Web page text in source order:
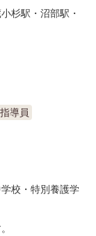
んのコーナーも
の教室あり◎ ま
ビスtoiro
杉駅・沼部駅・
導員
校・特別養護学